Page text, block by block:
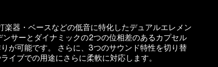
器・ベースなどの低音に特化したデュアルエレメン
サーとダイナミックの2つの位相差のあるカプセル
が可能です。 さらに、3つのサウンド特性を切り替
イブでの用途にさらに柔軟に対応します。